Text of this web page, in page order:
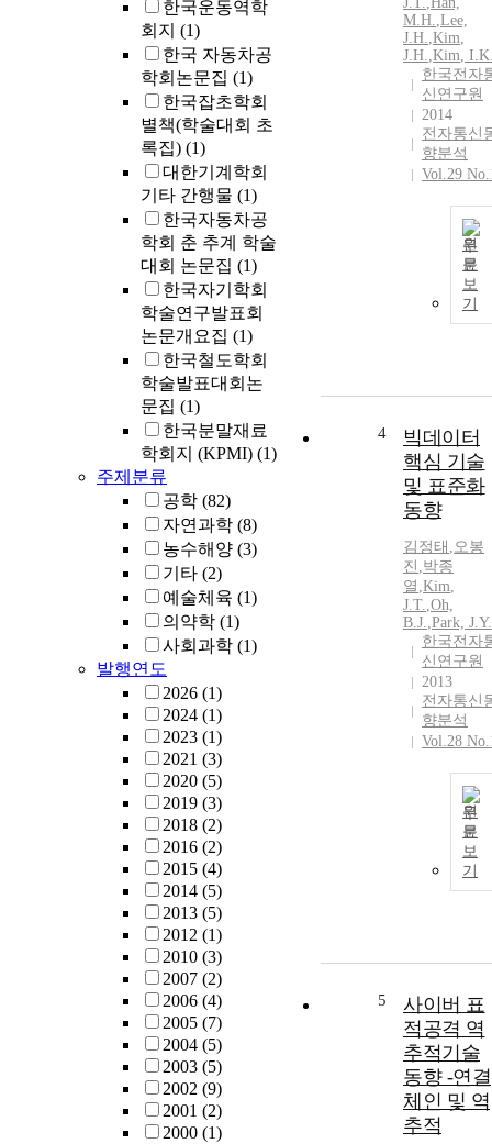
한국운동역학
회지 (1)
한국 자동차공
학회논문집 (1)
한국잡초학회
별책(학술대회 초
록집) (1)
대한기계학회
기타 간행물 (1)
한국자동차공
학회 춘 추계 학술
대회 논문집 (1)
한국자기학회
학술연구발표회
논문개요집 (1)
한국철도학회
학술발표대회논
문집 (1)
한국분말재료
학회지 (KPMI) (1)
주제분류
공학 (82)
자연과학 (8)
농수해양 (3)
기타 (2)
예술체육 (1)
의약학 (1)
사회과학 (1)
발행연도
2026 (1)
2024 (1)
2023 (1)
2021 (3)
2020 (5)
2019 (3)
2018 (2)
2016 (2)
2015 (4)
2014 (5)
2013 (5)
2012 (1)
2010 (3)
2007 (2)
2006 (4)
2005 (7)
2004 (5)
2003 (5)
2002 (9)
2001 (2)
2000 (1)
M.H.,Lee,
J.H.,Kim,
J.H.,Kim,
한국전자
신연구원
2014
전자통신
향분석
Vol.29
원
문
보
기
4
빅데이터
핵심 기술
및 표준화
동향
김정태 ,오봉
진 ,박종
열 ,Kim,
J.T.,Oh,
B.J.,Park, J.Y.
한국전자
신연구원
2013
전자통신
향분석
Vol.28
원
문
보
기
5
사이버 표
적공격 역
추적기술
동향 -연결
체인 및 역
추적